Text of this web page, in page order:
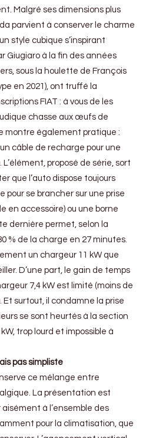
Malgré ses dimensions plus
parvient à conserver le charme
style cubique s’inspirant
Giugiaro à la fin des années
sous la houlette de François
en 2021), ont truffé la
FIAT : à vous de les
chasse aux œufs de
montre également pratique :
câble de recharge pour une
L’élément, proposé de série, sort
que l’auto dispose toujours
pour se brancher sur une prise
en accessoire) ou une borne
dernière permet, selon la
% de la charge en 27 minutes.
un chargeur 11 kW que
D’une part, le gain de temps
7,4 kW est limité (moins de
Et surtout, il condamne la prise
se sont heurtés à la section
trop lourd et impossible à
pas simpliste
ce mélange entre
La présentation est
à l’ensemble des
pour la climatisation, que